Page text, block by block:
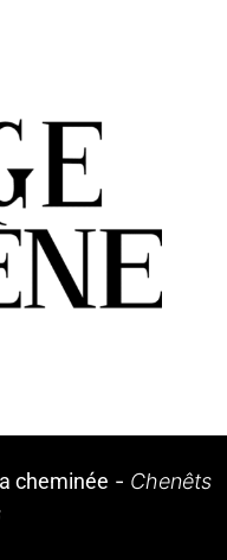
cheminée - Chenêts